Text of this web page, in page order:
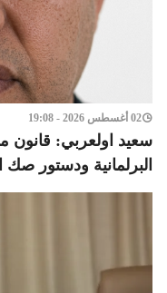
02 أغسطس 2026 - 19:08
سعيد اولعربي: قانون
البرلمانية ودستور